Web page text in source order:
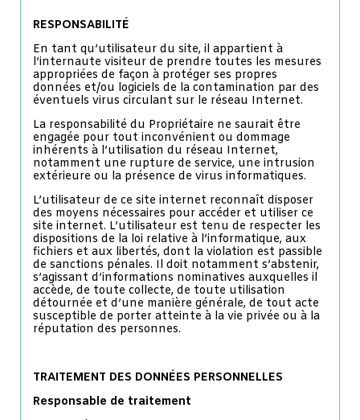
RESPONSABILITÉ
En tant qu’utilisateur du site, il appartient à
l’internaute visiteur de prendre toutes les mesures
appropriées de façon à protéger ses propres
données et/ou logiciels de la contamination par des
éventuels virus circulant sur le réseau Internet.
La responsabilité du Propriétaire ne saurait être
engagée pour tout inconvénient ou dommage
inhérents à l’utilisation du réseau Internet,
notamment une rupture de service, une intrusion
extérieure ou la présence de virus informatiques.
L’utilisateur de ce site internet reconnaît disposer
des moyens nécessaires pour accéder et utiliser ce
site internet. L’utilisateur est tenu de respecter les
dispositions de la loi relative à l’informatique, aux
fichiers et aux libertés, dont la violation est passible
de sanctions pénales. Il doit notamment s’abstenir,
s’agissant d’informations nominatives auxquelles il
accède, de toute collecte, de toute utilisation
détournée et d’une manière générale, de tout acte
susceptible de porter atteinte à la vie privée ou à la
réputation des personnes.
TRAITEMENT DES DONNÉES PERSONNELLES
Responsable de traitement